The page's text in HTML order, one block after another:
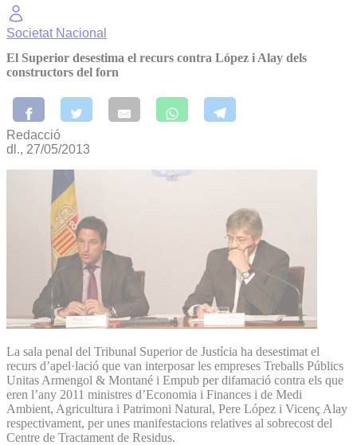
Societat Nacional
El Superior desestima el recurs contra López i Alay dels
constructors del forn
Redacció
dl., 27/05/2013
La sala penal del Tribunal Superior de Justícia ha desestimat el
recurs d’apel·lació que van interposar les empreses Treballs Públics
Unitas Armengol & Montané i Empub per difamació contra els que
eren l’any 2011 ministres d’Economia i Finances i de Medi
Ambient, Agricultura i Patrimoni Natural, Pere López i Vicenç Alay
respectivament, per unes manifestacions relatives al sobrecost del
Centre de Tractament de Residus.